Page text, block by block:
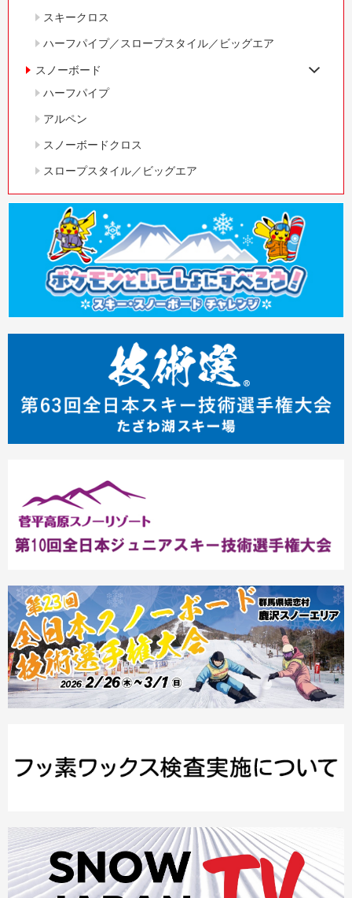
スキークロス
ハーフパイプ／スロープスタイル／ビッグエア
スノーボード
ハーフパイプ
アルペン
スノーボードクロス
スロープスタイル／ビッグエア